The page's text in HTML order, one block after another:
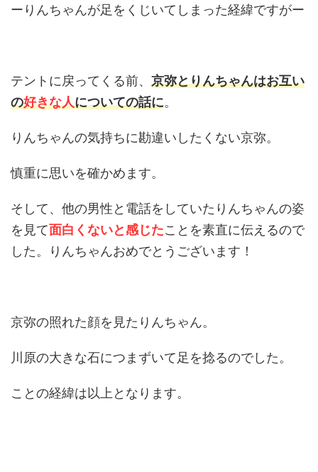
ーりんちゃんが足をくじいてしまった経緯ですがー
テントに戻ってくる前、 京弥とりんちゃんはお互い
の好きな人についての話に。
りんちゃんの気持ちに勘違いしたくない京弥。
慎重に思いを確かめます。
そして、他の男性と電話をしていたりんちゃんの姿
を見て面白くないと感じたことを素直に伝えるので
した。りんちゃんおめでとうございます！
京弥の照れた顔を見たりんちゃん。
川原の大きな石につまずいて足を捻るのでした。
ことの経緯は以上となります。